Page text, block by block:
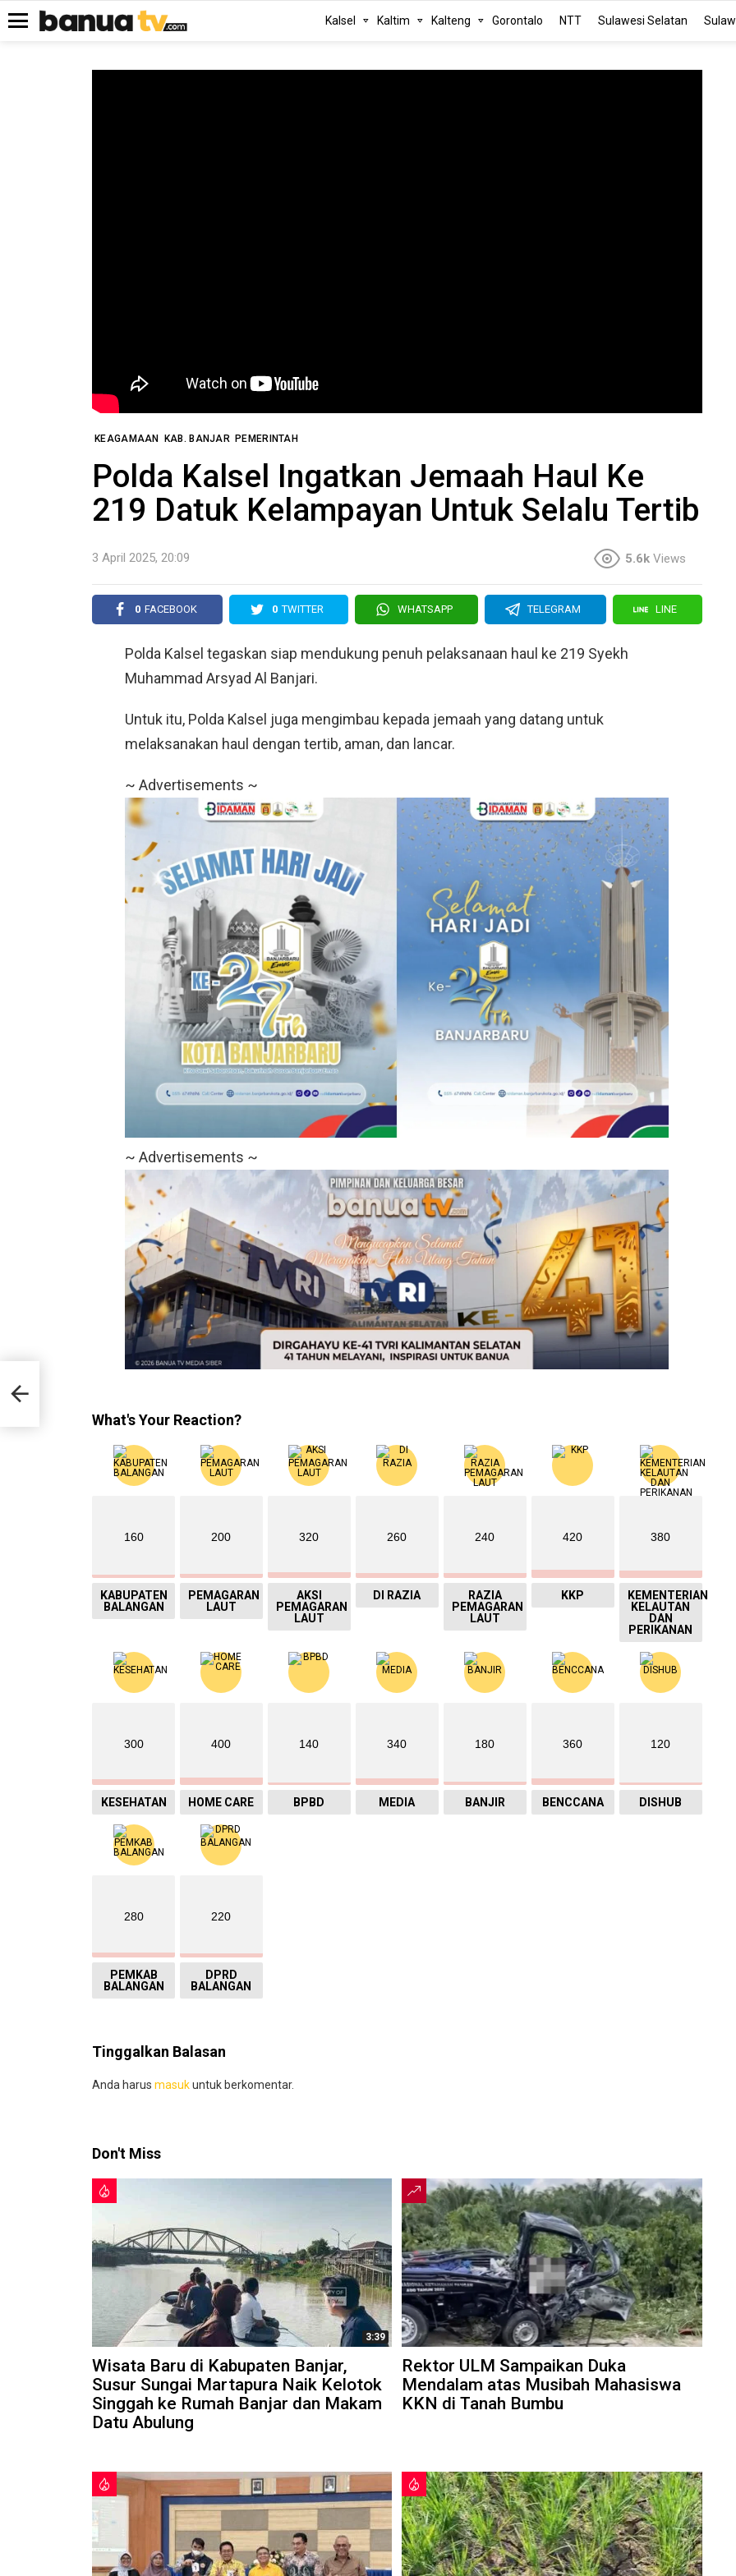
Kalsel Kaltim Kalteng Gorontalo NTT Sulawesi Selatan
KEAGAMAAN KAB. BANJAR PEMERINTAH
Polda Kalsel Ingatkan Jemaah Haul Ke
219 Datuk Kelampayan Untuk Selalu Tertib
3 April 2025, 20:09 5.6k Views
0 FACEBOOK 0 TWITTER WHATSAPP TELEGRAM LINE
Polda Kalsel tegaskan siap mendukung penuh pelaksanaan haul ke 219 Syekh
Muhammad Arsyad Al Banjari.
Untuk itu, Polda Kalsel juga mengimbau kepada jemaah yang datang untuk
melaksanakan haul dengan tertib, aman, dan lancar.
~ Advertisements ~
~ Advertisements ~
What's Your Reaction?
160
KABUPATEN
BALANGAN
200
PEMAGARAN
LAUT
320
AKSI
PEMAGARAN
LAUT
260
DI RAZIA
240
RAZIA
PEMAGARAN
LAUT
420
KKP
380
KEMENTERIAN
KELAUTAN
DAN
PERIKANAN
300
KESEHATAN
400
HOME CARE
140
BPBD
340
MEDIA
180
BANJIR
360
BENCCANA
120
DISHUB
280
PEMKAB
BALANGAN
220
DPRD
BALANGAN
Tinggalkan Balasan
Anda harus masukuntuk berkomentar.
Don't Miss
3:39
Wisata Baru di Kabupaten Banjar,
Susur Sungai Martapura Naik Kelotok
Singgah ke Rumah Banjar dan Makam
Datu Abulung
Rektor ULM Sampaikan Duka
Mendalam atas Musibah Mahasiswa
KKN di Tanah Bumbu